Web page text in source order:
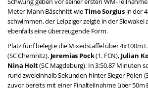
Meter-Mann Bäschnitt wieTimo Sorgius in der
schwimmen, der Leipziger zeigte in der Slowakei
ebenfalls eine überzeugende Form.
Platz fünf belegte die Mixedstaffel über 4x100m
(SC Chemnitz), Jeremias Pock(1. FCN), Julian
Nina Holt(SC Magdeburg). In 3:50,87 Minuten
rund zweieinhalb Sekunden hinter Sieger Polen
zuvor bereits mit einer Finalteilnahme über 50m